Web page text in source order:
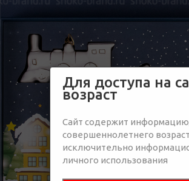
Для доступа на
возраст
Сайт содержит
совершеннолетнего
исключительно
личного использования